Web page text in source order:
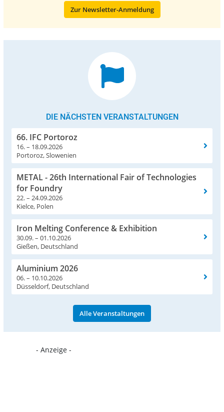
Zur Newsletter-Anmeldung
DIE NÄCHSTEN VERANSTALTUNGEN
66. IFC Portoroz
16. – 18.09.2026
Portoroz, Slowenien
METAL - 26th International Fair of Technologies
for Foundry
22. – 24.09.2026
Kielce, Polen
Iron Melting Conference & Exhibition
30.09. – 01.10.2026
Gießen, Deutschland
Aluminium 2026
06. – 10.10.2026
Düsseldorf, Deutschland
Alle Veranstaltungen
- Anzeige -